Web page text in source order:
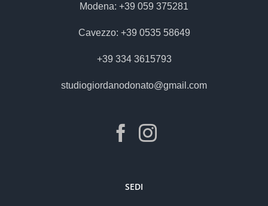
Modena: +39 059 375281
Cavezzo: +39 0535 58649
+39 334 3615793
studiogiordanodonato@gmail.com
SEDI